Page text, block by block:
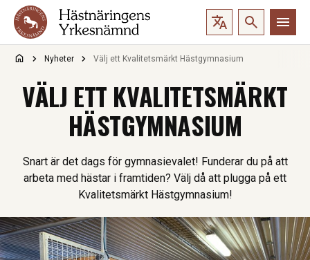
Hoppa till innehåll
Nyheter Välj ett Kvalitetsmärkt Hästgymnasium
VÄLJ ETT KVALITETSMÄRKT
HÄSTGYMNASIUM
Snart är det dags för gymnasievalet! Funderar du på att
arbeta med hästar i framtiden? Välj då att plugga på ett
Kvalitetsmärkt Hästgymnasium!